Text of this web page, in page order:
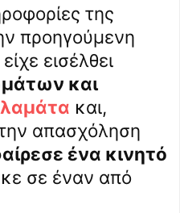
της
προηγούμενη
εισέλθει
και
και,
απασχόληση
ένα κινητό
σε έναν από